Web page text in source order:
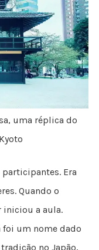
uma réplica do
Era
Quando o
iniciou a aula.
foi um nome dado
no Japão,